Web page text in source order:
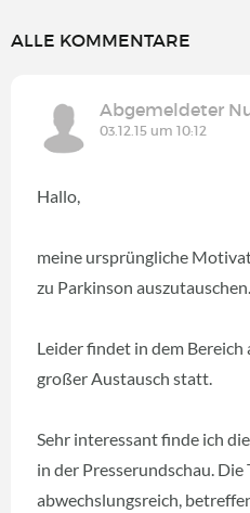
ALLE KOMMENTARE
Abgemeldeter
03.12.15 um 10:12
Hallo,
meine ursprüngliche
zu Parkinson auszutauschen.
Leider findet in dem Bereich
großer Austausch statt.
Sehr interessant finde ich
in der Presserundschau. Die
abwechslungsreich,